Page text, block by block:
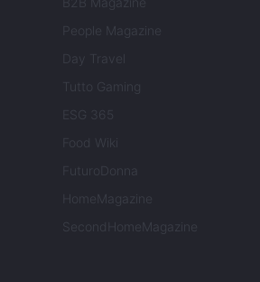
People Magazine
Day Travel
Tutto Gaming
ESG 365
Food Wiki
FuturoDonna
HomeMagazine
SecondHomeMagazine